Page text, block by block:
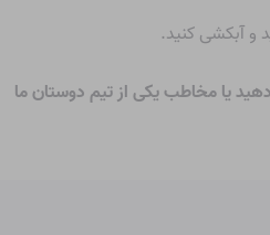
و آبکشی کنید.
یامخاطبیکی از تیم دوستان ما